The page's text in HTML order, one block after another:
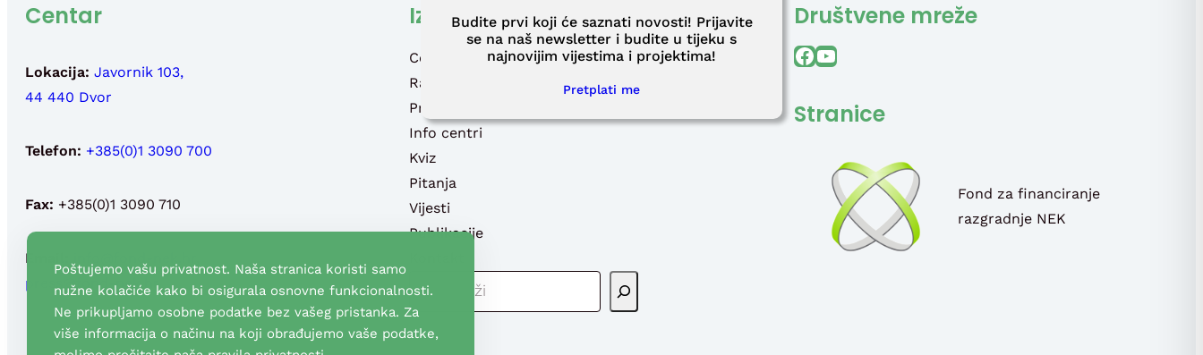
Centar
Lokacija: Javornik 103,
44 440 Dvor
Telefon: +385(0)1 3090 700
Fax: +385(0)1 3090 710
Email:
press@fond-nek.hr
Izbornik
Centar
Radioaktivni otpad
Programi potpore
Info centri
Kviz
Pitanja
Vijesti
Publikacije
Društvene mreže
Facebook YouTube
Stranice
Fond za financiranje
razgradnje NEK
Poštujemo vašu privatnost. Naša stranica koristi samo
nužne kolačiće kako bi osigurala osnovne funkcionalnosti.
Ne prikupljamo osobne podatke bez vašeg pristanka. Za
više informacija o načinu na koji obrađujemo vaše podatke,
Budite prvi koji će saznati novosti! Prijavite
se na naš newsletter i budite u tijeku s
najnovijim vijestima i projektima!
Pretplati me